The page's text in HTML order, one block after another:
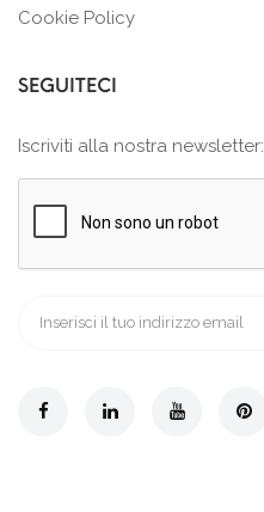
Cookie Policy
SEGUITECI
Iscriviti alla nostra newsletter: